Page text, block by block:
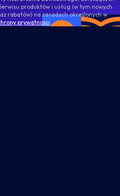
produktów i usług (w tym nowych
rabatów) na zasadach określonych w
prywatności.